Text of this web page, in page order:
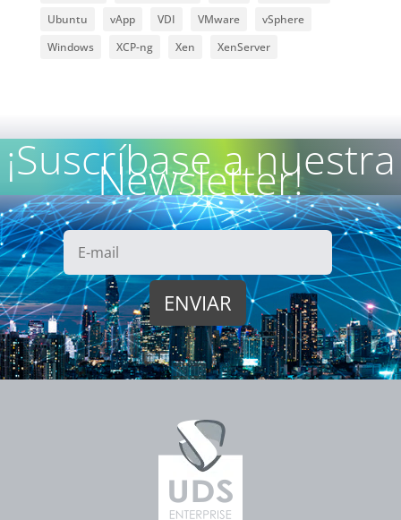
Ubuntu
vApp VDI VMware
vSphere
Windows
XCP-ng Xen XenServer
¡Suscríbase a nuestra
Newsletter!